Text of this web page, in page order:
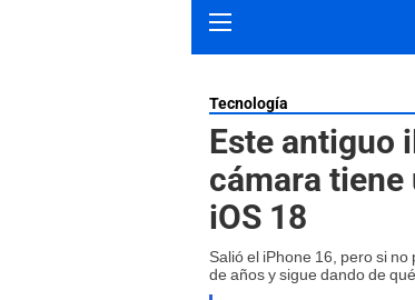
Tecnología
Este antiguo
cámara tiene
iOS 18
Salió el iPhone 16, pero si
de años y sigue dando de